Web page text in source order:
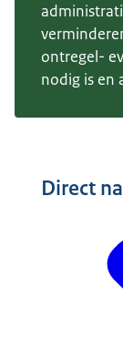
ontregel-
nodig is en
Direct